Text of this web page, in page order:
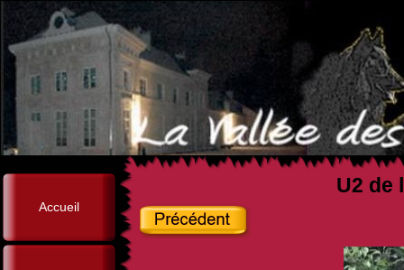
Accueil
U2 de